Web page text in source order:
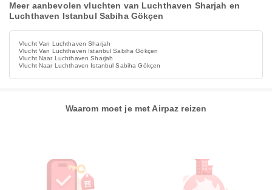
Meer aanbevolen vluchten van Luchthaven Sharjah en
Luchthaven Istanbul Sabiha Gökçen
Vlucht Van Luchthaven Sharjah
Vlucht Van Luchthaven Istanbul Sabiha Gökçen
Vlucht Naar Luchthaven Sharjah
Vlucht Naar Luchthaven Istanbul Sabiha Gökçen
Waarom moet je met Airpaz reizen